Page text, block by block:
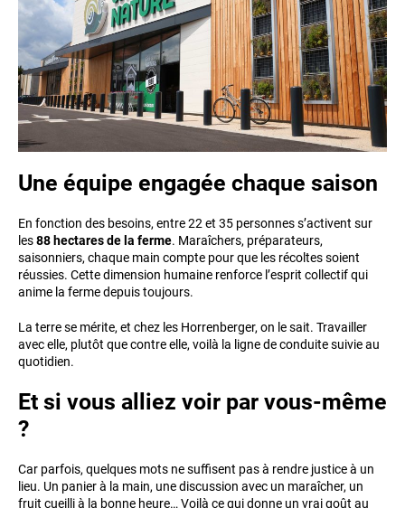
Une équipe engagée chaque saison
En fonction des besoins, entre 22 et 35 personnes s’activent sur
les88 hectares de la ferme. Maraîchers, préparateurs,
saisonniers, chaque main compte pour que les récoltes soient
réussies. Cette dimension humaine renforce l’esprit collectif qui
anime la ferme depuis toujours.
La terre se mérite, et chez les Horrenberger, on le sait. Travailler
avec elle, plutôt que contre elle, voilà la ligne de conduite suivie au
quotidien.
Et si vous alliez voir par vous-même
?
Car parfois, quelques mots ne suffisent pas à rendre justice à un
lieu. Un panier à la main, une discussion avec un maraîcher, un
fruit cueilli à la bonne heure… Voilà ce qui donne un vrai goût au